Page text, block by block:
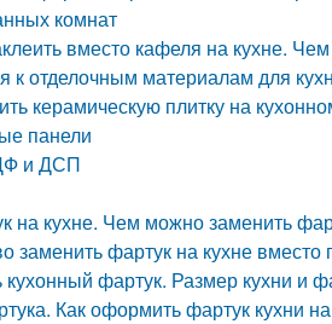
комнат
вместо кафеля на кухне.
к отделочным материалам для
керамическую плитку на
панели
и ДСП
на кухне. Чем можно заменить
заменить фартук на кухне
кухонный фартук. Размер кухни и
Как оформить фартук кухни